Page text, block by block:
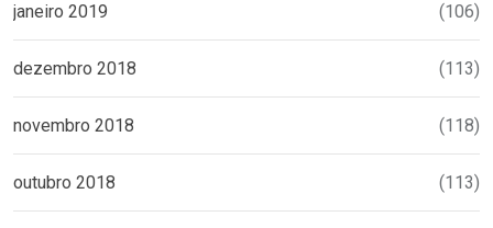
janeiro 2019 (106)
dezembro 2018 (113)
novembro 2018 (118)
outubro 2018 (113)